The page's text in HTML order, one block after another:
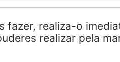
fazer, realiza-o
realizar pela